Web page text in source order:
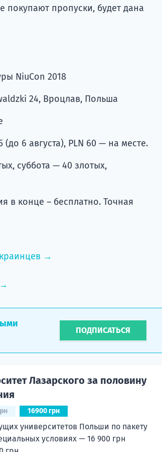
покупают пропуски, будет дана
NiuCon 2018
24, Вроцлав, Польша
6 августа), PLN 60 — на месте.
суббота — 40 злотых,
в конце – бесплатно. Точная
→
ПОДПИСАТЬСЯ
Лазарского за половину
16900 грн
университетов Польши по пакету
условиях — 16 900 грн